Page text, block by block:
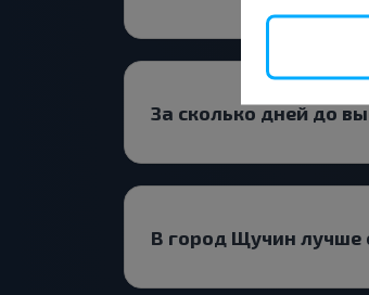
За сколько дней до
В город Щучин лучше